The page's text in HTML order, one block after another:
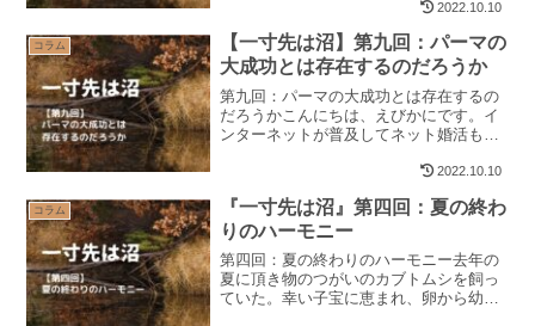
はないだろうか。このような公の場では
ろう。そんな誰もが一つは...
2022.10.10
コラム
【一寸先は沼】第九回：パーマの
大成功とは存在するのだろうか
第九回：パーマの大成功とは存在するの
だろうかこんにちは、えびかにです。イ
ンターネットが普及してネット婚活も当
ず、ネットで仲良くなった後にキャンプ
る。でもね、おじさん怖いん...
2022.10.10
コラム
『一寸先は沼』第四回：夏の終わ
りのハーモニー
第四回：夏の終わりのハーモニー去年の
夏に頂き物のつがいのカブトムシを飼っ
ていた。幸い子宝に恵まれ、卵から幼虫